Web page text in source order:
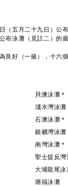
五月二十九日）公
布泳灘（見註二）的
好（一級），十六個
貝澳泳灘＊
淺水灣泳灘
石澳泳灘＊
銀礦灣泳灘
南灣泳灘＊
聖士提反灣
大埔龍尾泳
塘福泳灘